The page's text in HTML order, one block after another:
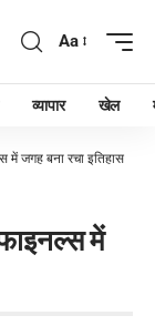
Aa
व्यापार खेल
में जगह बना रचा इतिहास
में